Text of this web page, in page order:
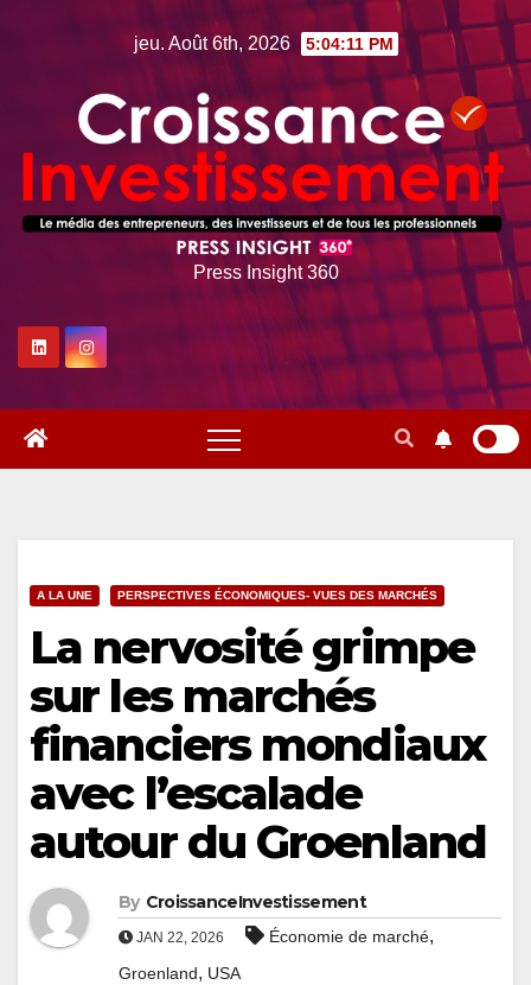
jeu. Août 6th, 2026 5:04:12 PM
Press Insight 360
A LA UNE PERSPECTIVES ÉCONOMIQUES- VUES DES MARCHÉS
La nervosité grimpe
sur les marchés
financiers mondiaux
avec l’escalade
autour du Groenland
By CroissanceInvestissement
JAN 22, 2026 Économie de marché,
Groenland, USA